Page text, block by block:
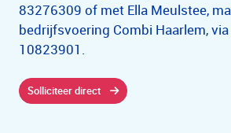
83276309 of met Ella Meulstee,
bedrijfsvoering Combi Haarlem,
10823901.
Solliciteer direct